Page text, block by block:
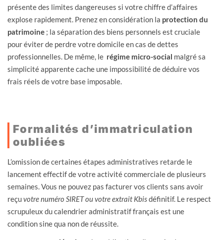
présente des limites dangereuses si votre chiffre d’affaires
explose rapidement. Prenez en considération la protection du
patrimoine ; la séparation des biens personnels est cruciale
pour éviter de perdre votre domicile en cas de dettes
professionnelles. De même, le régime micro-social malgré sa
simplicité apparente cache une impossibilité de déduire vos
frais réels de votre base imposable.
Formalités d’immatriculation
oubliées
L’omission de certaines étapes administratives retarde le
lancement effectif de votre activité commerciale de plusieurs
semaines. Vous ne pouvez pas facturer vos clients sans avoir
reçuvotre numéro SIRET ou votre extrait Kbisdéfinitif. Le respect
scrupuleux du calendrier administratif français est une
condition sine qua non de réussite.